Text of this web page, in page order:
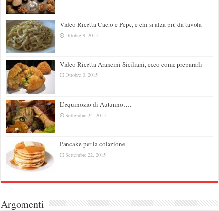
Video Ricetta Cacio e Pepe, e chi si alza più da tavola
Ottobre 9, 2015
Video Ricetta Arancini Siciliani, ecco come prepararli
Ottobre 3, 2015
L’equinozio di Autunno….
Settembre 24, 2015
Pancake per la colazione
Settembre 22, 2015
Argomenti